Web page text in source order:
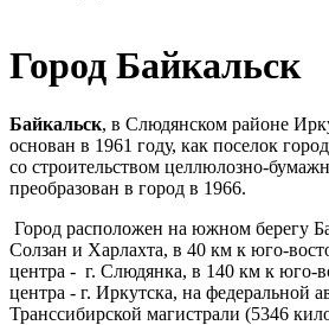
Город Байкальск
Байкальск, в Слюдянском районе
основан в 1961 году, как поселок
со строительством целлюлозно-
преобразован в город в 1966.
Город расположен на южном берегу
Солзан и Харлахта, в 40 км к юго-
центра - г. Слюдянка, в 140 км к юго-
центра - г. Иркутска, на федеральной
Транссибирской магистрали (5346